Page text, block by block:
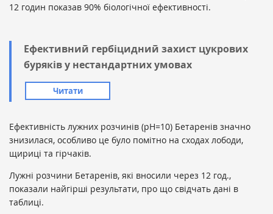
12 годин показав 90% біологічної ефективності.
Ефективний гербіцидний захист цукрових
буряків у нестандартних умовах
Читати
Ефективність лужних розчинів (рН=10) Бетаренів значно
знизилася, особливо це було помітно на сходах лободи,
щириці та гірчаків.
Лужні розчини Бетаренів, які вносили через 12 год.,
показали найгірші результати, про що свідчать дані в
таблиці.